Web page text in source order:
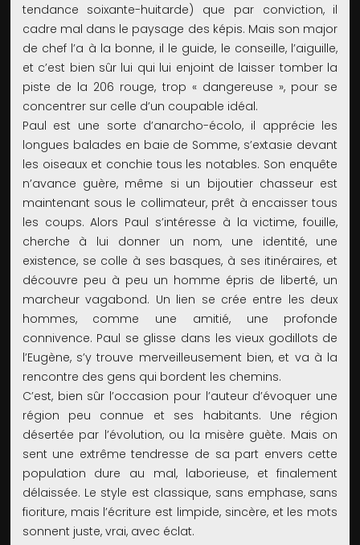
tendance soixante-huitarde) que par conviction, il
cadre mal dans le paysage des képis. Mais son major
de chef l’a à la bonne, il le guide, le conseille, l’aiguille,
et c’est bien sûr lui qui lui enjoint de laisser tomber la
piste de la 206 rouge, trop « dangereuse », pour se
concentrer sur celle d’un coupable idéal.
Paul est une sorte d’anarcho-écolo, il apprécie les
longues balades en baie de Somme, s’extasie devant
les oiseaux et conchie tous les notables. Son enquête
n’avance guère, même si un bijoutier chasseur est
maintenant sous le collimateur, prêt à encaisser tous
les coups. Alors Paul s’intéresse à la victime, fouille,
cherche à lui donner un nom, une identité, une
existence, se colle à ses basques, à ses itinéraires, et
découvre peu à peu un homme épris de liberté, un
marcheur vagabond. Un lien se crée entre les deux
hommes, comme une amitié, une profonde
connivence. Paul se glisse dans les vieux godillots de
l’Eugène, s’y trouve merveilleusement bien, et va à la
rencontre des gens qui bordent les chemins.
C’est, bien sûr l’occasion pour l’auteur d’évoquer une
région peu connue et ses habitants. Une région
désertée par l’évolution, ou la misère guète. Mais on
sent une extrême tendresse de sa part envers cette
population dure au mal, laborieuse, et finalement
délaissée. Le style est classique, sans emphase, sans
fioriture, mais l’écriture est limpide, sincère, et les mots
sonnent juste, vrai, avec éclat.